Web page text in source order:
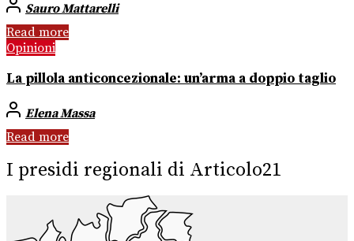
Sauro Mattarelli
Read more
Opinioni
La pillola anticoncezionale: un’arma a doppio taglio
Elena Massa
Read more
I presidi regionali di Articolo21